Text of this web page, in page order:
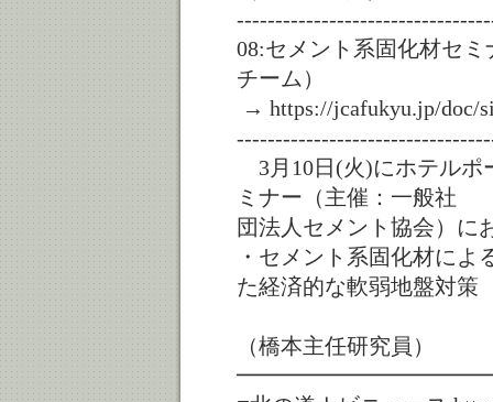
08:セメント系固化材セ
チーム）
→ https://jcafukyu.jp/doc/
3月10日(火)にホテルポ
ミナー（主催：一般社
団法人セメント協会）に
・セメント系固化材に
た経済的な軟弱地盤対策
（橋本主任研究員）